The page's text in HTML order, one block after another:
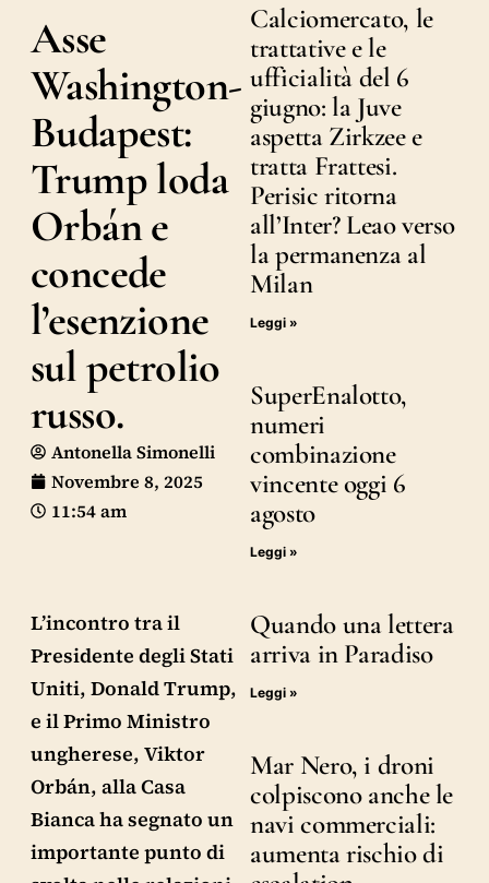
Asse
Washington-
Budapest:
Trump loda
Orbán e
concede
l’esenzione
sul petrolio
russo.
Antonella Simonelli
Novembre 8, 2025
11:54 am
L’incontro tra il
Presidente degli Stati
Uniti, Donald Trump,
e il Primo Ministro
ungherese, Viktor
Orbán, alla Casa
Bianca ha segnato un
importante punto di
Calciomercato, le
trattative e le
ufficialità del 6
giugno: la Juve
aspetta Zirkzee e
tratta Frattesi.
Perisic ritorna
all’Inter? Leao verso
la permanenza al
Milan
Leggi »
SuperEnalotto,
numeri
combinazione
vincente oggi 6
agosto
Leggi »
Quando una lettera
arriva in Paradiso
Leggi »
Mar Nero, i droni
colpiscono anche le
navi commerciali:
aumenta rischio di